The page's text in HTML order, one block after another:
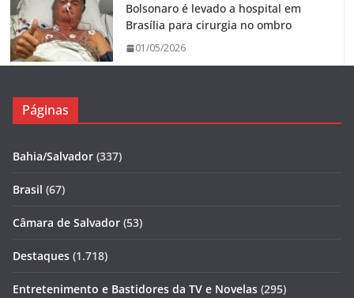
Bolsonaro é levado a hospital em
Brasília para cirurgia no ombro
01/05/2026
Páginas
Bahia/Salvador (337)
Brasil (67)
Câmara de Salvador (53)
Destaques (1.718)
Entretenimento e Bastidores da TV e Novelas (295)